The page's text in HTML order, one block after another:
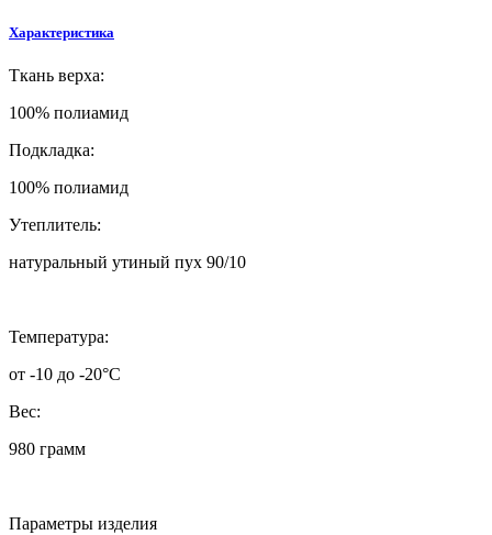
Характеристика
Ткань верха:
100% полиамид
Подкладка:
100% полиамид
Утеплитель:
натуральный утиный пух 90/10
Температура:
от -10 до -20°C
Вес:
980 грамм
Параметры изделия